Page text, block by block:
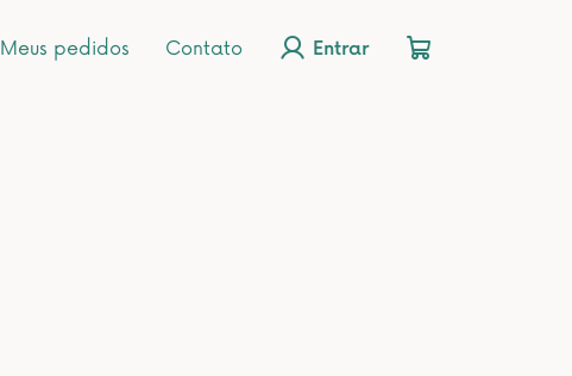
Meus pedidos Contato Entrar